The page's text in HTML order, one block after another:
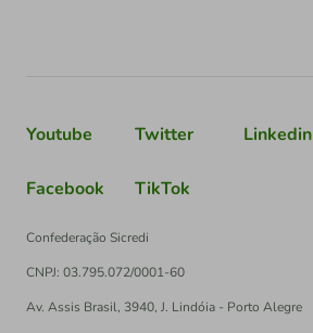
Youtube Twitter Linkedin
Facebook TikTok
Confederação Sicredi
CNPJ: 03.795.072/0001-60
Av. Assis Brasil, 3940, J. Lindóia - Porto Alegre